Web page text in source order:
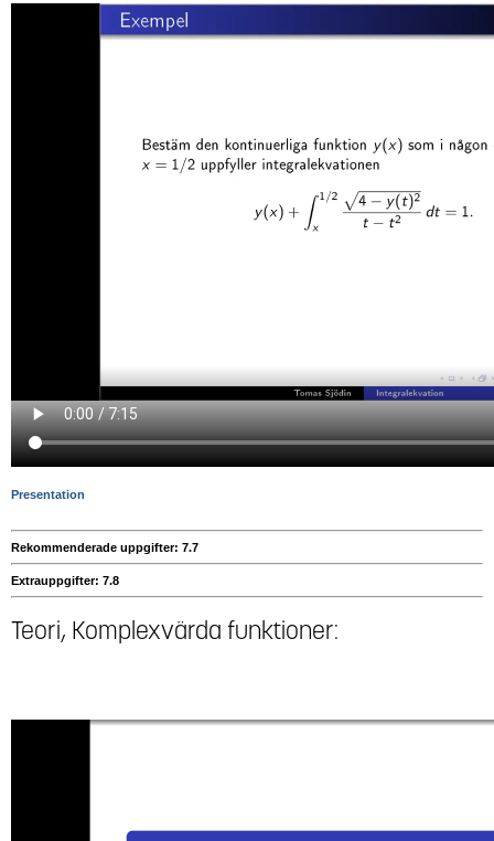
Presentation
Rekommenderade uppgifter: 7.7
Extrauppgifter: 7.8
Teori, Komplexvärda funktioner: